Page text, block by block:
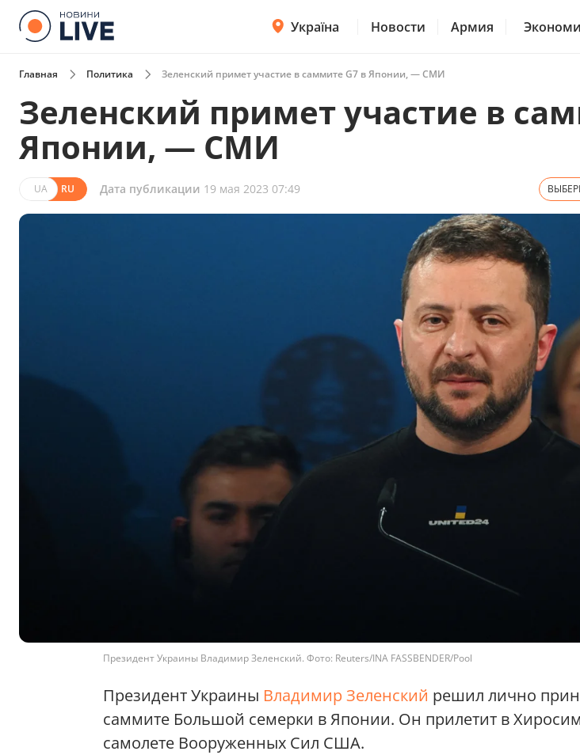
Україна Новости Армия
Главная Политика Зеленский примет участие в саммите G7 в Японии, — СМИ
Зеленский примет участие в
Японии, — СМИ
UA RU Дата публикации 19 мая 2023 07:49
Президент Украины Владимир Зеленский. Фото: Reuters/INA FASSBENDER/Pool
Президент Украины Владимир Зеленский решил лично
саммите Большой семерки в Японии. Он прилетит в
самолете Вооруженных Сил США.